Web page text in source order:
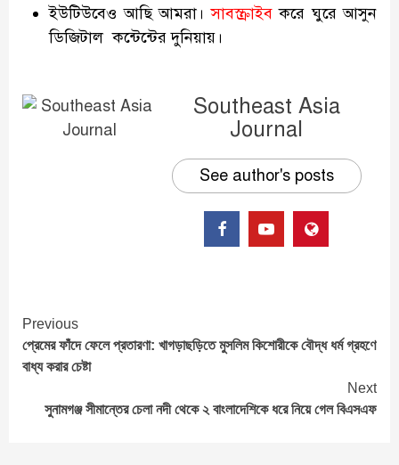
ইউটিউবেও আছি আমরা। সাবস্ক্রাইব করে ঘুরে আসুন
ডিজিটাল কন্টেন্টের দুনিয়ায়।
Southeast Asia
Journal
See author's posts
Continue
Reading
Previous
প্রেমের ফাঁদে ফেলে প্রতারণা: খাগড়াছড়িতে মুসলিম কিশোরীকে বৌদ্ধ ধর্ম গ্রহণে
বাধ্য করার চেষ্টা
Next
সুনামগঞ্জ সীমান্তের চেলা নদী থেকে ২ বাংলাদেশিকে ধরে নিয়ে গেল বিএসএফ